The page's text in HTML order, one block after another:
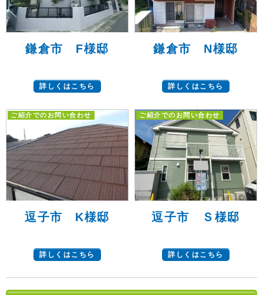
鎌倉市 F様邸
詳しくはこちら
鎌倉市 N様邸
詳しくはこちら
ご紹介でのお問い合わせ
逗子市 K様邸
詳しくはこちら
ご紹介でのお問い合わせ
逗子市 Ｓ様邸
詳しくはこちら